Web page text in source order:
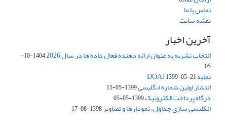
تماس با ما
نقشه سایت
آخرین اخبار
انتخاب نشریه به عنوان ارائه دهنده فعال داده ها در سال 2026
1404-10-
05
نمایه DOAJ1399-05-21
انتشار اولین شماره انگلیسی1399-05-15
درگاه پرداخت الکترونیک1399-05-05
انگلیسی سازی جداول، نمودارها و تصاویر1398-08-17